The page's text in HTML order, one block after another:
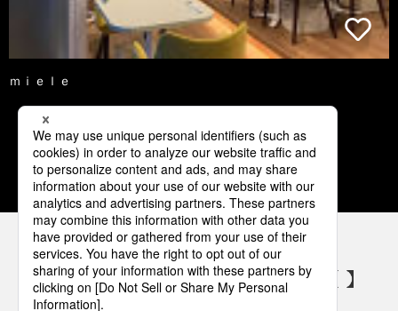
ｍｉｅｌｅ
1 2 3 4 5
パナソニックの電気設備 SNSアカウント